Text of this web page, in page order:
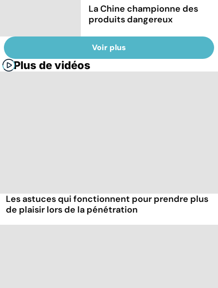
La Chine championne des
produits dangereux
Voir plus
Plus de vidéos
Les astuces qui fonctionnent pour prendre plus
de plaisir lors de la pénétration